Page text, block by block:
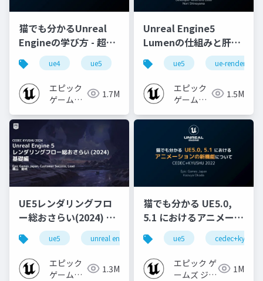
猫でも分かるUnreal
Engineの学び方 - 超初
心者向け編 - 2023 v1.0
ue4 ue5 ue-beginner
エピック
ゲームズ
1.7M
Unreal Engine5
Lumenの仕組みと肝心
なところ
ue5 ue-rendering
エピック
ゲームズ
1.5M
UE5レンダリングフロ
ー総おさらい(2024) 基
礎編！
[CEDEC+KYUSHU
2024]
ue5 unreal engine ue-rendering
エピック
ゲームズ
1.3M
猫でも分かる UE5.0,
5.1 におけるアニメーシ
ョンの新機能について
【CEDEC+KYUSHU
2022】
ue5 cedec+kyushu
エピック ゲ
ームズ ジャ
1M